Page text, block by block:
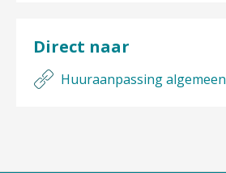
Direct naar
Huuraanpassing algemeen